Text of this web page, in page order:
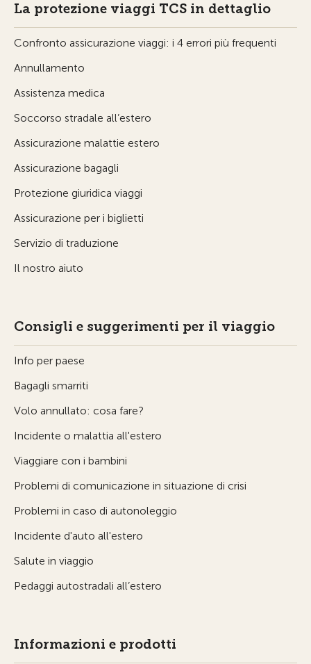
La protezione viaggi TCS in dettaglio
Confronto assicurazione viaggi: i 4 errori più frequenti
Annullamento
Assistenza medica
Soccorso stradale all’estero
Assicurazione malattie estero
Assicurazione bagagli
Protezione giuridica viaggi
Assicurazione per i biglietti
Servizio di traduzione
Il nostro aiuto
Consigli e suggerimenti per il viaggio
Info per paese
Bagagli smarriti
Volo annullato: cosa fare?
Incidente o malattia all'estero
Viaggiare con i bambini
Problemi di comunicazione in situazione di crisi
Problemi in caso di autonoleggio
Incidente d'auto all'estero
Salute in viaggio
Pedaggi autostradali all’estero
Informazioni e prodotti